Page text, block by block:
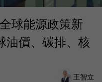
球能源政策新
油價、碳排、核
王智立